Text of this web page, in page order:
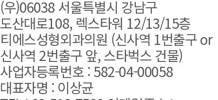
(우)06038 서울특별시 강남구
도산대로108, 렉스타워 12/13/15층
티에스성형외과의원 (신사역 1번출구 or
신사역 2번출구 앞, 스타벅스 건물)
사업자등록번호 : 582-04-00058
대표자명 : 이상균